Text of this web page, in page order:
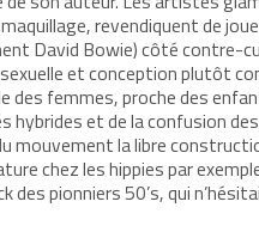
revendiquent de
David Bowie) côté contre-
et conception plutôt
des femmes, proche des
hybrides et de la confusion
mouvement la libre
chez les hippies par
pionniers 50’s, qui